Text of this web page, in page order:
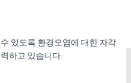
있도록 환경오염에 대한 자각
하고 있습니다.